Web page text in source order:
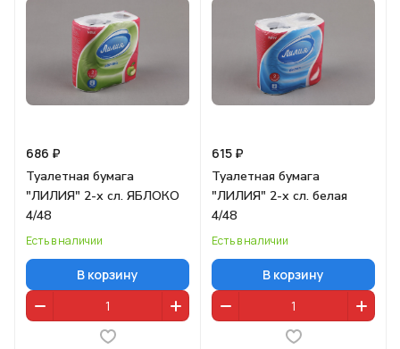
686 ₽
Туалетная бумага
"ЛИЛИЯ" 2-х сл. ЯБЛОКО
4/48
Есть в наличии
В корзину
615 ₽
Туалетная бумага
"ЛИЛИЯ" 2-х сл. белая
4/48
Есть в наличии
В корзину